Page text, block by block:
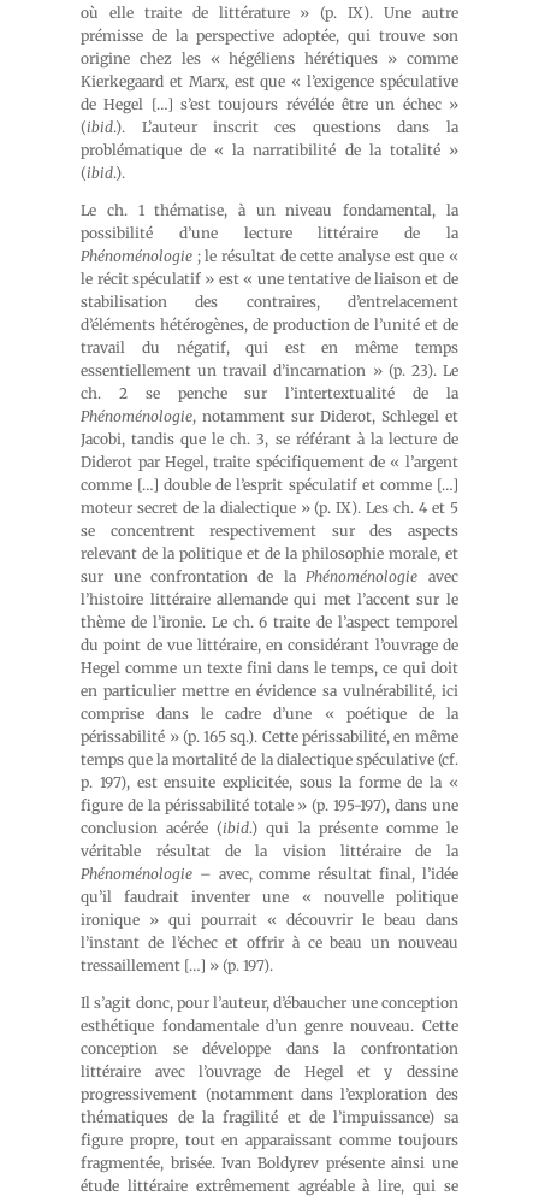
où elle traite de littérature » (p. IX). Une autre
prémisse de la perspective adoptée, qui trouve son
origine chez les « hégéliens hérétiques » comme
Kierkegaard et Marx, est que « l’exigence spéculative
de Hegel […] s’est toujours révélée être un échec »
(ibid.). L’auteur inscrit ces questions dans la
problématique de « la narratibilité de la totalité »
(ibid.).
Le ch. 1 thématise, à un niveau fondamental, la
possibilité d’une lecture littéraire de la
Phénoménologie ; le résultat de cette analyse est que «
le récit spéculatif » est « une tentative de liaison et de
stabilisation des contraires, d’entrelacement
d’éléments hétérogènes, de production de l’unité et de
travail du négatif, qui est en même temps
essentiellement un travail d’incarnation » (p. 23). Le
ch. 2 se penche sur l’intertextualité de la
Phénoménologie, notamment sur Diderot, Schlegel et
Jacobi, tandis que le ch. 3, se référant à la lecture de
Diderot par Hegel, traite spécifiquement de « l’argent
comme […] double de l’esprit spéculatif et comme […]
moteur secret de la dialectique » (p. IX). Les ch. 4 et 5
se concentrent respectivement sur des aspects
relevant de la politique et de la philosophie morale, et
sur une confrontation de laPhénoménologie avec
l’histoire littéraire allemande qui met l’accent sur le
thème de l’ironie. Le ch. 6 traite de l’aspect temporel
du point de vue littéraire, en considérant l’ouvrage de
Hegel comme un texte fini dans le temps, ce qui doit
en particulier mettre en évidence sa vulnérabilité, ici
comprise dans le cadre d’une « poétique de la
périssabilité » (p. 165 sq.). Cette périssabilité, en même
temps que la mortalité de la dialectique spéculative (cf.
p. 197), est ensuite explicitée, sous la forme de la «
figure de la périssabilité totale » (p. 195-197), dans une
conclusion acérée (ibid.) qui la présente comme le
véritable résultat de la vision littéraire de la
Phénoménologie – avec, comme résultat final, l’idée
qu’il faudrait inventer une « nouvelle politique
ironique » qui pourrait « découvrir le beau dans
l’instant de l’échec et offrir à ce beau un nouveau
tressaillement […] » (p. 197).
Il s’agit donc, pour l’auteur, d’ébaucher une conception
esthétique fondamentale d’un genre nouveau. Cette
conception se développe dans la confrontation
littéraire avec l’ouvrage de Hegel et y dessine
progressivement (notamment dans l’exploration des
thématiques de la fragilité et de l’impuissance) sa
figure propre, tout en apparaissant comme toujours
fragmentée, brisée. Ivan Boldyrev présente ainsi une
étude littéraire extrêmement agréable à lire, qui se